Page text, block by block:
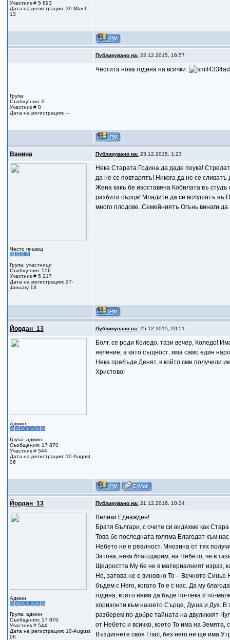
Участник # 5 893
Дата на регистрация: 30-March
13
Публикувано на:22.12.2015, 16:57
Група:
Съобщения: 0
Участник # 0
Дата на регистрация: --
Честита нова година на всички.
Ванина Публикувано на:23.12.2015, 1:23
Често пишещ
Група: участници
Съобщения: 556
Участник # 5 217
Дата на регистрация: 27-
January 13
Нека Старата Година да даде поука!
да не се повтарятъ! Никога да не се
Жена какъ бе изоставена Кобилата въ
разбити сърца! Младите да се вслушатъ въ
много плодове. Семейниятъ Огънь винаги
Йордан_13 Публикувано на:25.12.2015, 20:51
Админ
Група: админ
Съобщения: 17 870
Участник # 544
Дата на регистрация: 10-August
06
Болг, се роди Коледо, тази вечер, Коледо!
явление, а като същност; има само един
Нека пребъде Денят, в който сме получили
Христово!
Йордан_13 Публикувано на:21.12.2016, 10:24
Админ
Група: админ
Съобщения: 17 870
Участник # 544
Дата на регистрация: 10-August
06
Велики Еднажден!
Братя Българи, с очите си видяхме как
Това бе последната голяма Благодат към
Небето не е реалност. Мнозина от тях
Затова, нека благодарим, на Небето, че в
Щедростта Му бе не в материалният израз,
Но, затова не е виновно То – Вечното
бъдем с Него, когато То е с нас. Да му
година, която няма да бъде по-лека и по-
хоризонти към нашето Сърце, Душа и Дух. В
разберем по-добре тайната на двуликият
от Небето и всичко, което То има на
Въздигнете своя Глас, без него не ще има